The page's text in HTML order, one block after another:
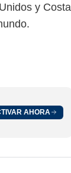
y Costa
AHORA